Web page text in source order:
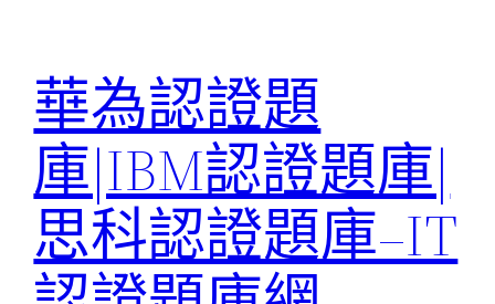
華為認證題
庫|IBM認證題庫|
思科認證題庫–IT